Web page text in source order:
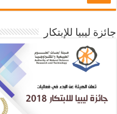
جائزة ليبيا للإبتكار